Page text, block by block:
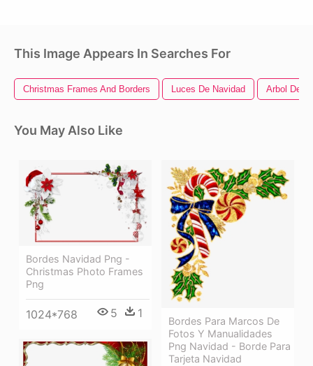
This Image Appears In Searches For
Christmas Frames And Borders Luces De Navidad Arbol De
You May Also Like
Bordes Navidad Png -
Christmas Photo Frames
Png
1024*768 5 1
Bordes Para Marcos De
Fotos Y Manualidades
Png Navidad - Borde Para
Tarjeta Navidad